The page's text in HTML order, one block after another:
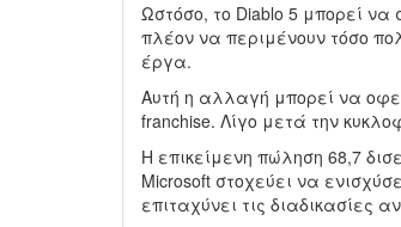
Ωστόσο, το Diablo 5 μπορεί να
πλέον να περιμένουν τόσο
έργα.
Αυτή η αλλαγή μπορεί να
franchise. Λίγο μετά την
Η επικείμενη πώληση 68,7
Microsoft στοχεύει να
επιταχύνει τις διαδικασίες